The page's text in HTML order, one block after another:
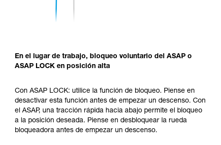
En el lugar de trabajo, bloqueo voluntario del ASAP o
ASAP LOCK en posición alta
Con ASAP LOCK: utilice la función de bloqueo. Piense en
desactivar esta función antes de empezar un descenso. Con
el ASAP, una tracción rápida hacia abajo permite el bloqueo
a la posición deseada. Piense en desbloquear la rueda
bloqueadora antes de empezar un descenso.